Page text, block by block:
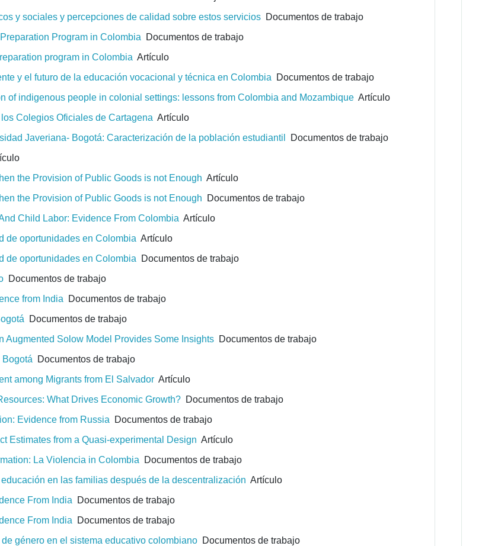
y sociales y percepciones de calidad sobre estos servicios Documentos de trabajo
Program in Colombia Documentos de trabajo
program in Colombia Artículo
y el futuro de la educación vocacional y técnica en Colombia Documentos de trabajo
of indigenous people in colonial settings: lessons from Colombia and Mozambique Artículo
Colegios Oficiales de Cartagena Artículo
Javeriana- Bogotá: Caracterización de la población estudiantil
Documentos de trabajo
the Provision of Public Goods is not Enough Artículo
the Provision of Public Goods is not Enough Documentos de trabajo
Child Labor: Evidence From Colombia Artículo
de oportunidades en Colombia Artículo
de oportunidades en Colombia Documentos de trabajo
Documentos de trabajo
from India Documentos de trabajo
Documentos de trabajo
Augmented Solow Model Provides Some Insights Documentos de trabajo
Documentos de trabajo
among Migrants from El Salvador Artículo
What Drives Economic Growth? Documentos de trabajo
Evidence from Russia Documentos de trabajo
Estimates from a Quasi-experimental Design Artículo
La Violencia in Colombia Documentos de trabajo
en las familias después de la descentralización Artículo
From India Documentos de trabajo
From India Documentos de trabajo
género en el sistema educativo colombiano Documentos de trabajo